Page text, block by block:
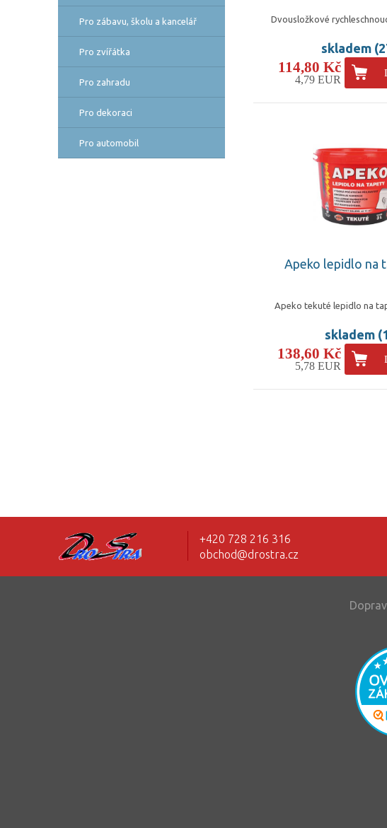
Pro zábavu, školu a kancelář
Pro zvířátka
Pro zahradu
Pro dekoraci
Pro automobil
Dvousložkové
skladem
114,80 Kč
4,79 EUR
Apeko lepidlo na
Apeko tekuté lepidlo na
skladem
138,60 Kč
5,78 EUR
+420 728 216 316
obchod@drostra.cz